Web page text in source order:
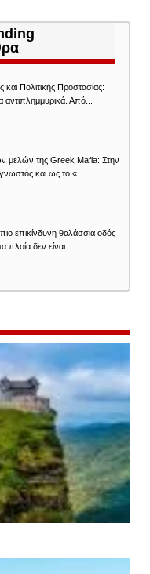
και Πολιτικής Προστασίας:
Από...
μελών της Greek Mafia: Στην
και ως το «...
επικίνδυνη θαλάσσια οδός
πλοία δεν είναι...